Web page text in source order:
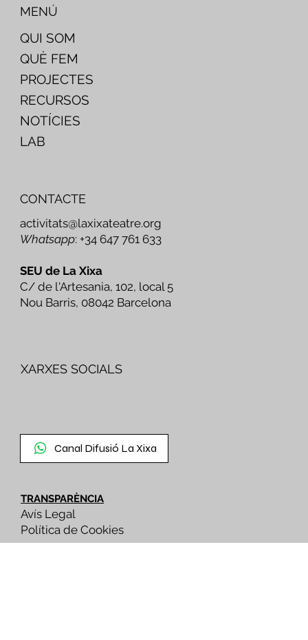
QUI SOM
QUÈ FEM
PROJECTES
RECURSOS
NOTÍCIES
LAB
MENÚ
CONTACTE
activitats@laxixateatre.org
Whatsapp: +34 647 761 633
SEU de La Xixa
C/ de l'Artesania, 102, local 5
Nou Barris, 08042 Barcelona
XARXES SOCIALS
Canal Difusió La Xixa
TRANSPARÈNCIA
Avís Legal
Política de Cookies